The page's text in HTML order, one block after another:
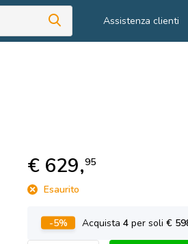
Assistenza clienti
€ 629,95
Esaurito
-5% Acquista4 per soli€